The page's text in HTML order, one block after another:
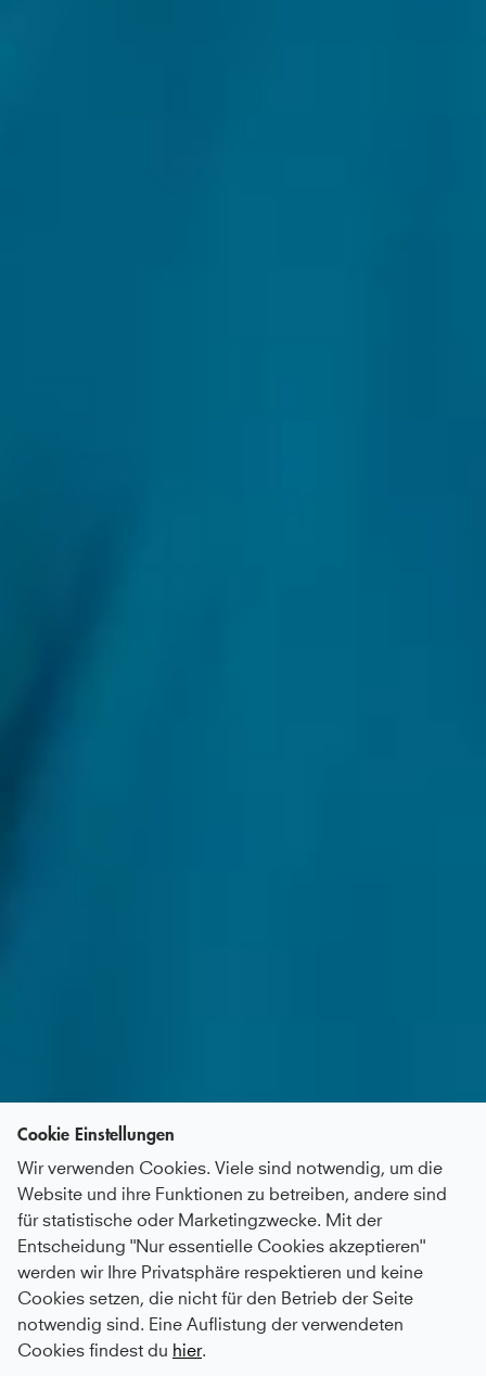
Cookie Einstellungen
Wir verwenden Cookies. Viele sind notwendig, um die
Website und ihre Funktionen zu betreiben, andere sind
für statistische oder Marketingzwecke. Mit der
Entscheidung "Nur essentielle Cookies akzeptieren"
werden wir Ihre Privatsphäre respektieren und keine
Cookies setzen, die nicht für den Betrieb der Seite
notwendig sind. Eine Auflistung der verwendeten
Cookies findest du hier.